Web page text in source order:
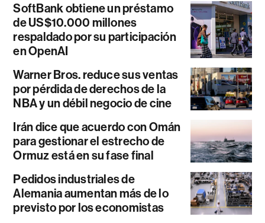
SoftBank obtiene un préstamo
de US$10.000 millones
respaldado por su participación
en OpenAI
Warner Bros. reduce sus ventas
por pérdida de derechos de la
NBA y un débil negocio de cine
Irán dice que acuerdo con Omán
para gestionar el estrecho de
Ormuz está en su fase final
Pedidos industriales de
Alemania aumentan más de lo
previsto por los economistas